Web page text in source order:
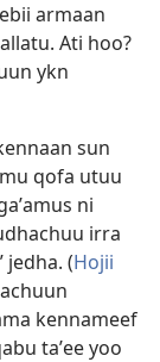
armaan
Ati hoo?
ykn
sun
qofa utuu
ni
irra
jedha. (Hojii
kennameef
taʼee yoo